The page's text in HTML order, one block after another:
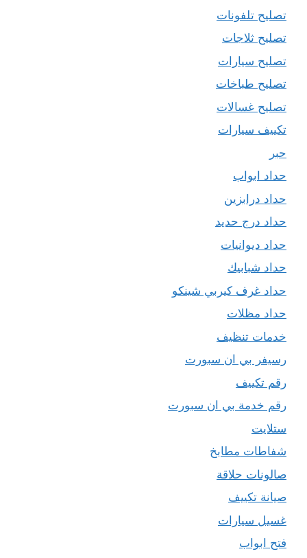
تصليح تلفونات
تصليح ثلاجات
تصليح سيارات
تصليح طباخات
تصليح غسالات
تكييف سيارات
حبر
حداد ابواب
حداد درابزين
حداد درج حديد
حداد ديوانيات
حداد شبابيك
حداد غرف كيربي شينكو
حداد مظلات
خدمات تنظيف
رسيفر بي ان سبورت
رقم تكييف
رقم خدمة بي ان سبورت
ستلايت
شفاطات مطابخ
صالونات حلاقة
صيانة تكييف
غسيل سيارات
فتح ابواب